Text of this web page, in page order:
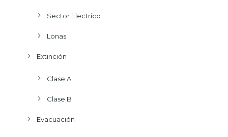
Sector Electrico
Lonas
Extinción
Clase A
Clase B
Evacuación